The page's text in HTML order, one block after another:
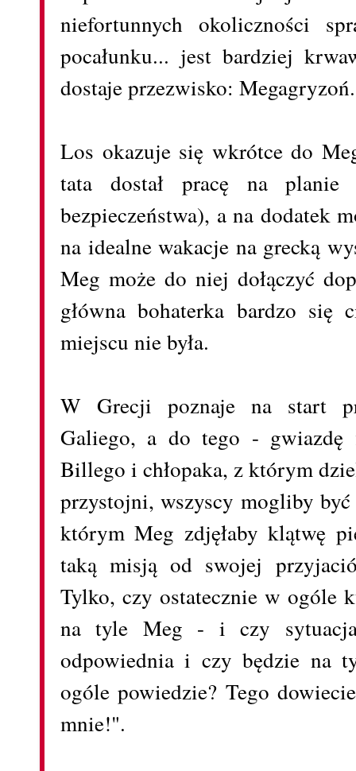
niefortunnych okoliczności
pocałunku... jest bardziej
dostaje przezwisko:
Los okazuje się wkrótce do
tata dostał pracę na
bezpieczeństwa), a na dodatek
na idealne wakacje na grecką
Meg może do niej dołączyć
główna bohaterka bardzo
miejscu nie była.
W Grecji poznaje na start
Galiego, a do tego -
Billego i chłopaka, z którym
przystojni, wszyscy mogliby
którym Meg zdjęłaby klątwę
taką misją od swojej
Tylko, czy ostatecznie w ogóle
na tyle Meg - i czy
odpowiednia i czy będzie na
ogóle powiedzie? Tego
mnie!".